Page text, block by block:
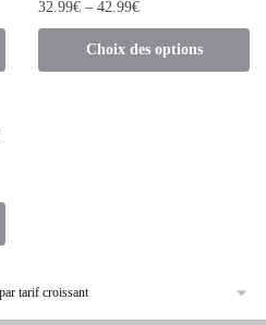
32.99€ – 42.99€
Choix des options